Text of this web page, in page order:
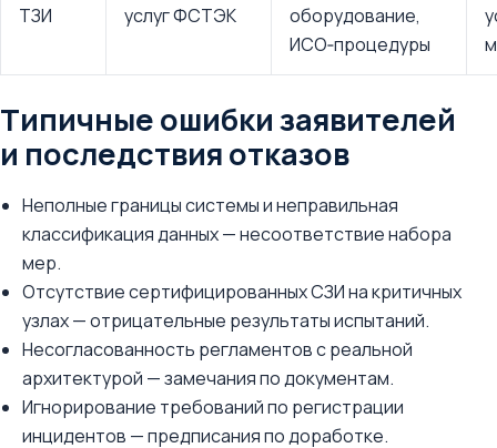
ТЗИ
услуг ФСТЭК
оборудование,
ИСО‑процедуры
Типичные ошибки заявителей
и последствия отказов
Неполные границы системы и неправильная
классификация данных — несоответствие набора
мер.
Отсутствие сертифицированных СЗИ на критичных
узлах — отрицательные результаты испытаний.
Несогласованность регламентов с реальной
архитектурой — замечания по документам.
Игнорирование требований по регистрации
инцидентов — предписания по доработке.